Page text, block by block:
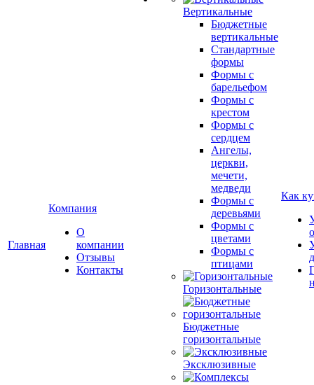
Главная
Компания
О
компании
Отзывы
Контакты
Вертикальные
Бюджетные
вертикальные
Стандартные
формы
Формы с
барельефом
Формы с
крестом
Формы с
сердцем
Ангелы,
церкви,
мечети,
медведи
Формы с
деревьями
Формы с
цветами
Формы с
птицами
Горизонтальные
Бюджетные
горизонтальные
Эксклюзивные
Как